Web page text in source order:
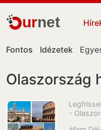
urnet
Fontos Idézetek
Olaszország
-